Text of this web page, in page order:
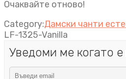
Очаквайте отново!
Category:Дамски чанти
LF-1325-Vanilla
Уведоми ме когато е